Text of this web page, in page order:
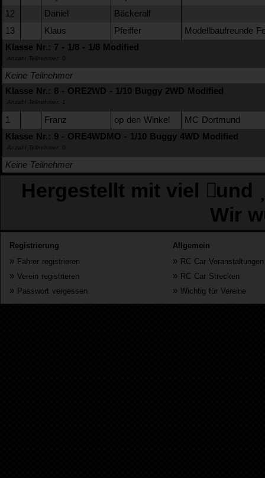
12
Daniel
Bäckeralf
13
Klaus Pfeiffer
Modellbaufreunde
Klasse Nr.: 7 - 1/8 - 1/8 Modified
Anzahl Teilnehmer: 0
Keine Teilnehmer
Klasse Nr.: 8 - ORE2WD - 1/10 Buggy 2WD Modified
Anzahl Teilnehmer: 1
1 Franz op den Winkel
MC Dortmund
Klasse Nr.: 9 - ORE4WDMO - 1/10 Buggy 4WD Modified
Anzahl Teilnehmer: 0
Keine Teilnehmer
Hergestellt mit viel und
Wir
Registrierung
» Fahrer registrieren
» Verein registrieren
» Passwort vergessen
Allgemein
» RC Car Veranstaltungen
» RC Car Strecken
» Wichtig für Vereine